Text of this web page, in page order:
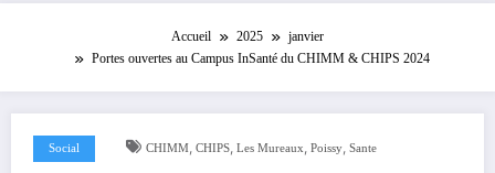
Accueil 2025
janvier
Portes ouvertes au Campus InSanté du CHIMM & CHIPS 2024
Social CHIMM, CHIPS, Les Mureaux Poissy, Sante